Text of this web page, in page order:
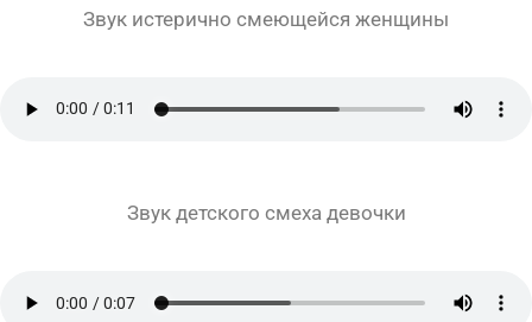
Звук истерично смеющейся женщины
Звук детского смеха девочки